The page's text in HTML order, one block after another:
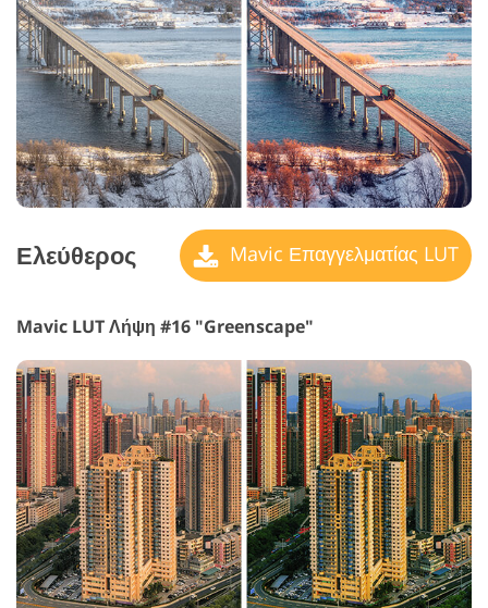
Ελεύθερος Mavic Επαγγελματίας LUT
Mavic LUT Λήψη #16 "Greenscape"